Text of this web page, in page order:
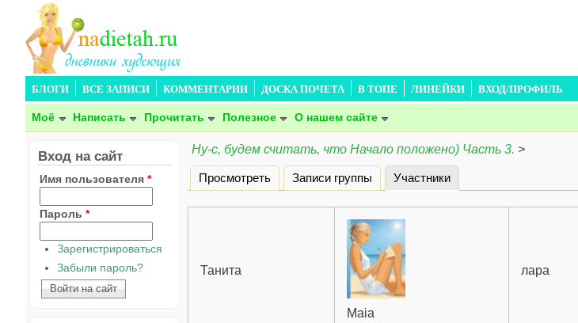
БЛОГИ ВСЕ ЗАПИСИ КОММЕНТАРИИ ДОСКА ПОЧЕТА В ТОПЕ ЛИНЕЙКИ ВХОД/ПРОФИЛЬ
Моё Написать Прочитать Полезное О нашем сайте
Ну-с, будем считать, что Начало положено) Часть 3. >
Главные вкладки
Просмотреть Записи группы Участники
Танита
Maia
лара
Вход на сайт
Имя пользователя *
Пароль *
Зарегистрироваться
Забыли пароль?